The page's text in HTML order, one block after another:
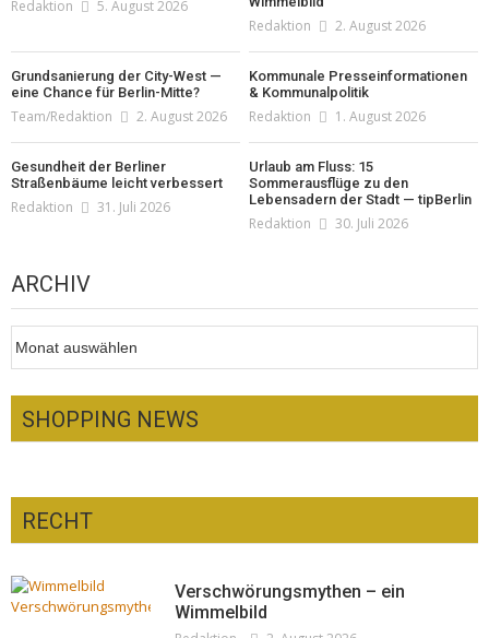
Redaktion 5. August 2026
Redaktion 2. August 2026
Grundsanierung der City-West —
eine Chance für Berlin-Mitte?
Team/Redaktion 2. August 2026
Kommunale Presseinformationen
& Kommunalpolitik
Redaktion 1. August 2026
Gesundheit der Berliner
Straßenbäume leicht verbessert
Redaktion 31. Juli 2026
Urlaub am Fluss: 15
Sommerausflüge zu den
Lebensadern der Stadt — tipBerlin
Redaktion 30. Juli 2026
ARCHIV
SHOPPING NEWS
Pepe Jeans London mit Summer Sale und
neuer Kollektion
RECHT
Verschwörungsmythen – ein
Wimmelbild